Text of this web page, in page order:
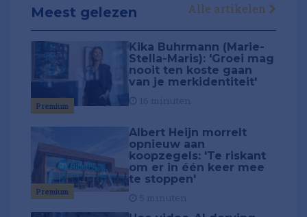
Meest gelezen Alle artikelen
Premium
Kika Buhrmann (Marie-
Stella-Maris): 'Groei mag
nooit ten koste gaan
van je merkidentiteit'
Premium
Albert Heijn morrelt
opnieuw aan
koopzegels: 'Te riskant
om er in één keer mee
te stoppen'